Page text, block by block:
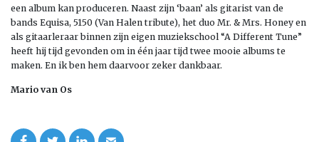
een album kan produceren. Naast zijn ‘baan’ als gitarist van de
bands Equisa, 5150 (Van Halen tribute), het duo Mr. & Mrs. Honey en
als gitaarleraar binnen zijn eigen muziekschool “A Different Tune”
heeft hij tijd gevonden om in één jaar tijd twee mooie albums te
maken. En ik ben hem daarvoor zeker dankbaar.
Mario van Os